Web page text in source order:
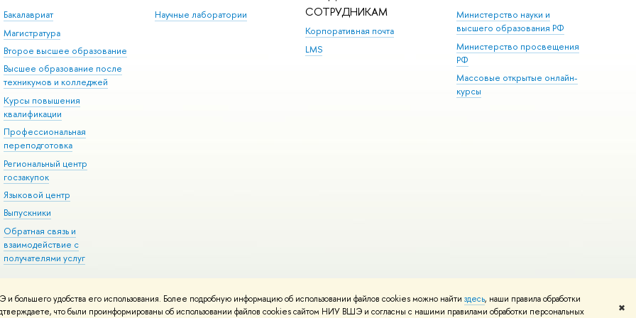
удобства его использования. Более подробную информацию об использовании файлов cookies можно найти здесь, наши правила обработки
что были проинформированы об использовании файлов cookies сайтом НИУ ВШЭ и согласны с нашими правилами обработки персональных ✖
Бакалавриат
Магистратура
Второе высшее образование
Высшее образование после
техникумов и колледжей
Курсы повышения
квалификации
Профессиональная
переподготовка
Региональный центр
госзакупок
Языковой центр
Выпускники
Обратная связь и
взаимодействие с
получателями услуг
Научные лаборатории
СОТРУДНИКАМ
Корпоративная почта
LMS
Министерство науки и
высшего образования РФ
Министерство просвещения
РФ
Массовые открытые онлайн-
курсы
Редактору
Условия использования материалов Политика конфиденциальности Карта сайта
вШколе дизайна НИУ ВШЭ